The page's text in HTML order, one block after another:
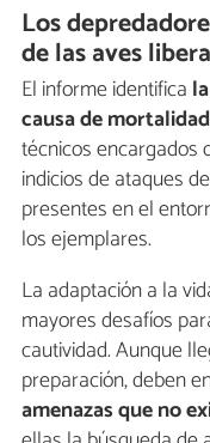
Los
de las aves
El informe identifica
causa de mortalidad
técnicos encargados
indicios de ataques
presentes en el
los ejemplares.
La adaptación a la
mayores desafíos
cautividad. Aunque
preparación, deben
amenazas que no